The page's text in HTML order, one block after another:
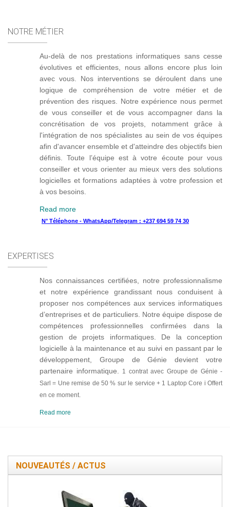
NOTRE MÉTIER
Au-delà de nos prestations informatiques sans cesse
évolutives et efficientes, nous allons encore plus loin
avec vous. Nos interventions se déroulent dans une
logique de compréhension de votre métier et de
prévention des risques. Notre expérience nous permet
de vous conseiller et de vous accompagner dans la
concrétisation de vos projets, notamment grâce à
l'intégration de nos spécialistes au sein de vos équipes
afin d'avancer ensemble et d'atteindre des objectifs bien
définis. Toute l’équipe est à votre écoute pour vous
conseiller et vous orienter au mieux vers des solutions
logicielles et formations adaptées à votre profession et
à vos besoins.
Read more
N° Téléphone - WhatsApp/Telegram : +237 694 59 74 30
EXPERTISES
Nos connaissances certifiées, notre professionnalisme
et notre expérience grandissant nous conduisent à
proposer nos compétences aux services informatiques
d’entreprises et de particuliers. Notre équipe dispose de
compétences professionnelles confirmées dans la
gestion de projets informatiques. De la conception
logicielle à la maintenance et au suivi en passant par le
développement, Groupe de Génie devient votre
partenaire informatique.
1 contrat avec Groupe de Génie -
Sarl = Une remise de 50 % sur le service + 1 Laptop Core i Offert
en ce moment.
Read more
NOUVEAUTÉS / ACTUS